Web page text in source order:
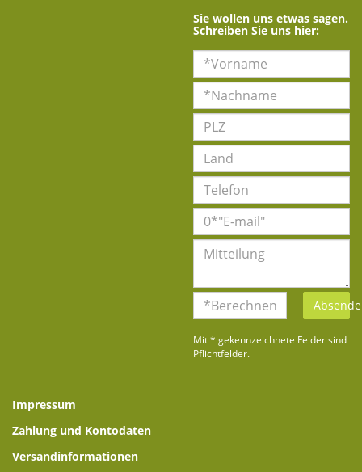
Sie wollen uns etwas sagen.
Schreiben Sie uns hier:
Mit * gekennzeichnete Felder sind
Pflichtfelder.
Impressum
Zahlung und Kontodaten
Versandinformationen